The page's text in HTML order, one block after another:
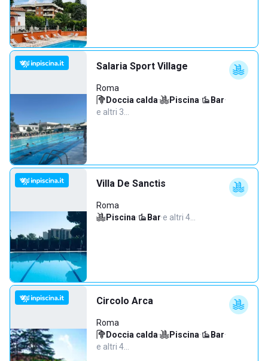
Salaria Sport Village
Roma
Doccia calda· Piscina· Bar·
e altri 3…
Villa De Sanctis
Roma
Piscina· Bar·e altri 4…
Circolo Arca
Roma
Doccia calda· Piscina· Bar·
e altri 4…